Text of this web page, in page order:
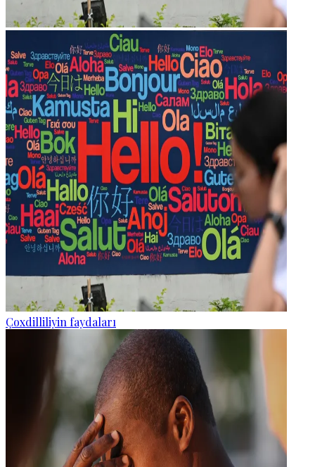
Çoxdilliliyin faydaları